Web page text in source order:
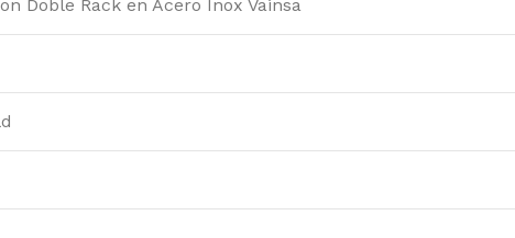
Doble Rack en Acero Inox Vainsa